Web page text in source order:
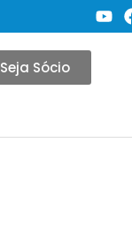
Seja Sócio